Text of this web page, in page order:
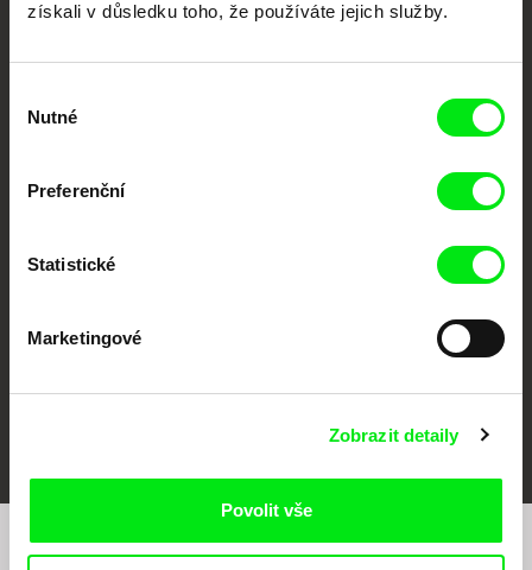
získali v důsledku toho, že používáte jejich služby.
souhlasu
Nutné
Preferenční
Statistické
Marketingové
Zobrazit detaily
Povolit vše
CPH:DOX DOK Leipzig